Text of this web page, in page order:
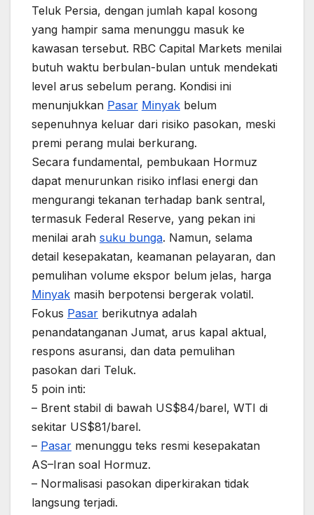
Teluk Persia, dengan jumlah kapal kosong
yang hampir sama menunggu masuk ke
kawasan tersebut. RBC Capital Markets menilai
butuh waktu berbulan-bulan untuk mendekati
level arus sebelum perang. Kondisi ini
menunjukkan Pasar Minyak belum
sepenuhnya keluar dari risiko pasokan, meski
premi perang mulai berkurang.
Secara fundamental, pembukaan Hormuz
dapat menurunkan risiko inflasi energi dan
mengurangi tekanan terhadap bank sentral,
termasuk Federal Reserve, yang pekan ini
menilai arah suku bunga. Namun, selama
detail kesepakatan, keamanan pelayaran, dan
pemulihan volume ekspor belum jelas, harga
Minyak masih berpotensi bergerak volatil.
Fokus Pasar berikutnya adalah
penandatanganan Jumat, arus kapal aktual,
respons asuransi, dan data pemulihan
pasokan dari Teluk.
5 poin inti:
– Brent stabil di bawah US$84/barel, WTI di
sekitar US$81/barel.
– Pasar menunggu teks resmi kesepakatan
AS–Iran soal Hormuz.
– Normalisasi pasokan diperkirakan tidak
langsung terjadi.